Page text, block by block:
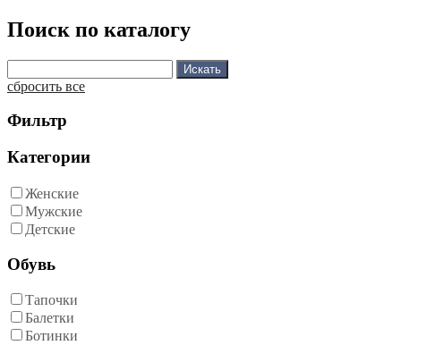
Поиск по каталогу
сбросить все
Фильтр
Категории
Женские
Мужские
Детские
Обувь
Тапочки
Балетки
Ботинки